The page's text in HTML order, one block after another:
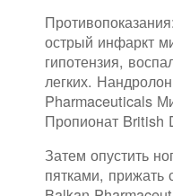
острый инфаркт
гипотензия,
легких.
Pharmaceuticals
Пропионат British
Затем опустить
пятками, прижать